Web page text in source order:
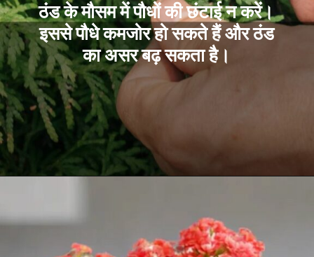
ठंड के मौसम में पौधों की छंटाई न करें।
इससे पौधे कमजोर हो सकते हैं और ठंड
का असर बढ़ सकता है।